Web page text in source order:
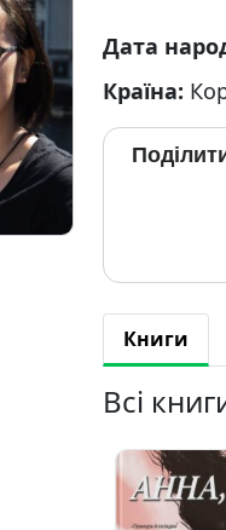
Дата
Країна:
Книги
Всі